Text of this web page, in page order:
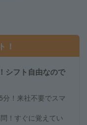
！
シフト自由なので
分！来社不要でスマ
！すぐに覚えてい